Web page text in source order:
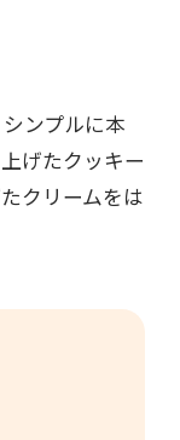
ンプルに本
げたクッキー
クリームをは